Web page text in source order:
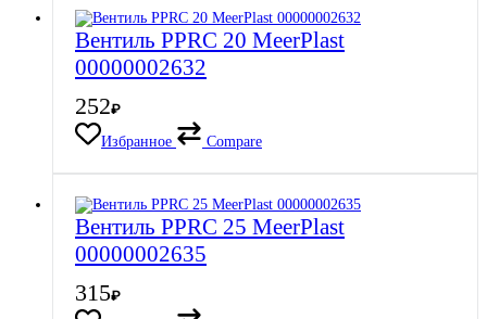
Вентиль PPRC 20 MeerPlast
00000002632
252₽
Избранное
Compare
Вентиль PPRC 25 MeerPlast
00000002635
315₽